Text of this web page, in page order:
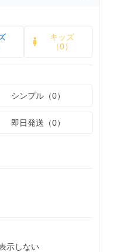
キッズ
（0）
シンプル（0）
即日発送（0）
示しない